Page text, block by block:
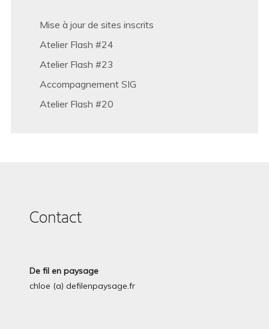
Mise à jour de sites inscrits
Atelier Flash #24
Atelier Flash #23
Accompagnement SIG
Atelier Flash #20
Contact
De fil en paysage
chloe (a) defilenpaysage.fr